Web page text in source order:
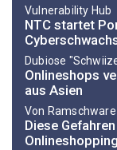
Vulnerability Hub
NTC startet
Dubiose
Onlineshops
aus Asien
Von
Diese
Onlineshopping